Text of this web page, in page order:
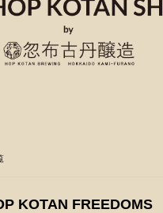
KOTAN FREEDOMS